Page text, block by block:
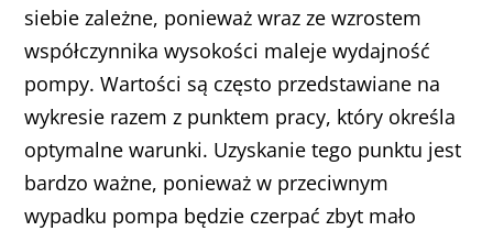
siebie zależne, ponieważ wraz ze wzrostem
współczynnika wysokości maleje wydajność
pompy. Wartości są często przedstawiane na
wykresie razem z punktem pracy, który określa
optymalne warunki. Uzyskanie tego punktu jest
bardzo ważne, ponieważ w przeciwnym
wypadku pompa będzie czerpać zbyt mało